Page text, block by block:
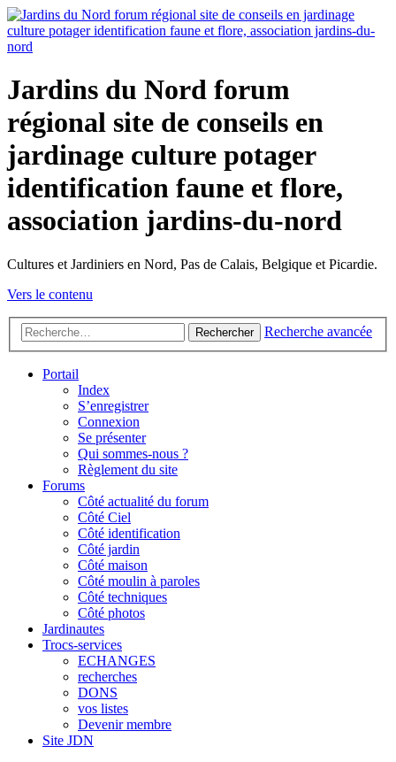
Jardins du Nord forum
régional site de conseils en
jardinage culture potager
identification faune et flore,
association jardins-du-nord
Cultures et Jardiniers en Nord, Pas de Calais, Belgique et Picardie.
Vers le contenu
Rechercher Recherche avancée
Portail
Index
S’enregistrer
Connexion
Se présenter
Qui sommes-nous ?
Règlement du site
Forums
Côté actualité du forum
Côté Ciel
Côté identification
Côté jardin
Côté maison
Côté moulin à paroles
Côté techniques
Côté photos
Jardinautes
Trocs-services
ECHANGES
recherches
DONS
vos listes
Devenir membre
Site JDN